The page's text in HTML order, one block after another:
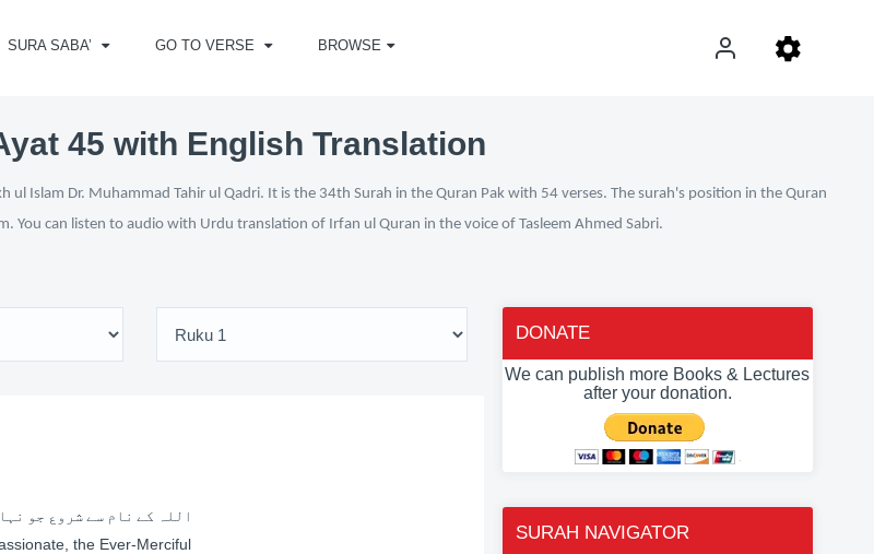
SURA SABA’ GO TO VERSE BROWSE
45 with English Translation
ul Islam Dr. Muhammad Tahir ul Qadri. It is the 34th Surah in the Quran Pak with 54 verses. The surah's position in the Quran
You can listen to audio with Urdu translation of Irfan ul Quran in the voice of Tasleem Ahmed Sabri.
اللہ کے نام سے شروع جو
the Ever-Merciful
DONATE
We can publish more Books & Lectures
after your donation.
SURAH NAVIGATOR